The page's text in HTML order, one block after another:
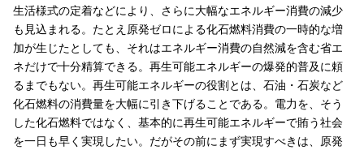
生活様式の定着などにより、さらに大幅なエネルギー消費の減少
も見込まれる。たとえ原発ゼロによる化石燃料消費の一時的な増
加が生じたとしても、それはエネルギー消費の自然減を含む省エ
ネだけで十分精算できる。再生可能エネルギーの爆発的普及に頼
るまでもない。再生可能エネルギーの役割とは、石油・石炭など
化石燃料の消費量を大幅に引き下げることである。電力を、そう
した化石燃料ではなく、基本的に再生可能エネルギーで賄う社会
を一日も早く実現したい。だがその前にまず実現すべきは、原発